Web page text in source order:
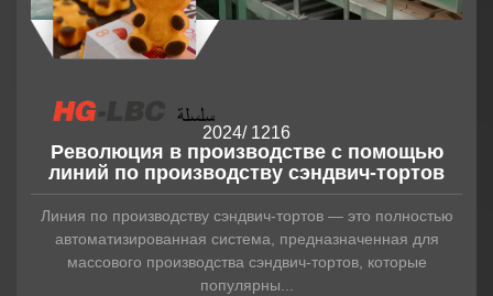
16
/ 12
2024
Революция в производстве с помощью
линий по производству сэндвич-тортов
Линия по производству сэндвич-тортов — это полностью
автоматизированная система, предназначенная для
массового производства сэндвич-тортов, которые
популярны...